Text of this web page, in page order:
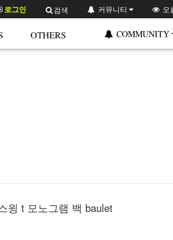
로그인 검색 커뮤니티 오
OTHERS COMMUNITY
윙 t 모노그램 백 baulet